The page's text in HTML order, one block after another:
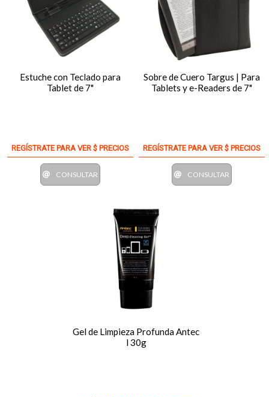
Estuche con Teclado para
Tablet de 7"
REGÍSTRATE PARA VER $ PRECIOS
CONSULTAR
Sobre de Cuero Targus | Para
Tablets y e-Readers de 7"
REGÍSTRATE PARA VER $ PRECIOS
CONSULTAR
Gel de Limpieza Profunda Antec
l 30g